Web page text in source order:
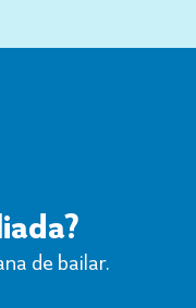
de bailar.